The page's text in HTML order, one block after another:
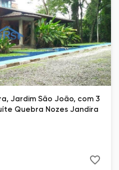
Jardim São João, com 3
Quebra Nozes Jandira